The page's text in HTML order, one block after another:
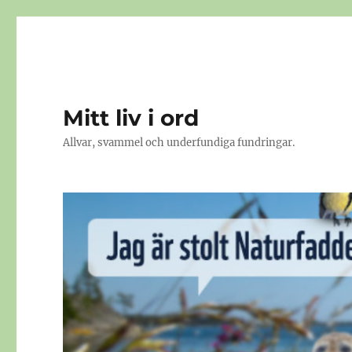
Mitt liv i ord
Allvar, svammel och underfundiga fundringar.